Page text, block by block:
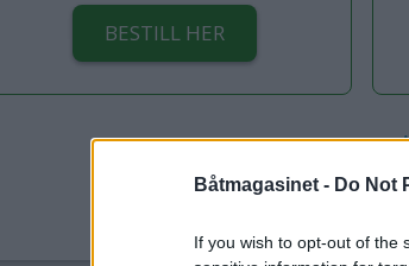
Båtmagasinet - Do Not
If you wish to opt-out of the
BESTILL HER